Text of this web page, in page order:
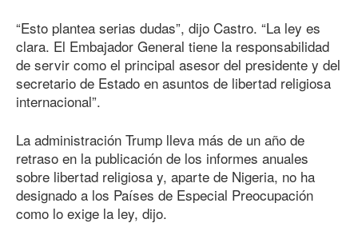
“Esto plantea serias dudas”, dijo Castro. “La ley es
clara. El Embajador General tiene la responsabilidad
de servir como el principal asesor del presidente y del
secretario de Estado en asuntos de libertad religiosa
internacional”.
La administración Trump lleva más de un año de
retraso en la publicación de los informes anuales
sobre libertad religiosa y, aparte de Nigeria, no ha
designado a los Países de Especial Preocupación
como lo exige la ley, dijo.